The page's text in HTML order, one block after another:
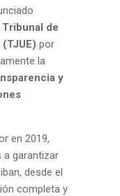
Tribunal de
por
la
y
en 2019,
a garantizar
desde el
completa y